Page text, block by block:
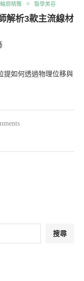
輪廓精雕 醫學美容
解析3款主流線材
提如何透過物理位移與
搜尋